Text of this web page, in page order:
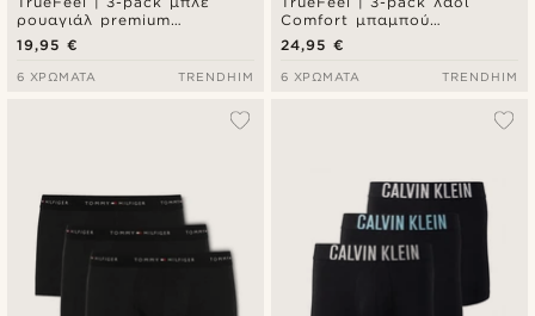
ρουαγιάλ premium
βαμβακερά μποξεράκια
τύπου brief
19,95 €
6 ΧΡΏΜΑΤΑ TRENDHIM
Comfort μπαμπού
μποξεράκια τύπου brief
24,95 €
6 ΧΡΏΜΑΤΑ TRENDHIM